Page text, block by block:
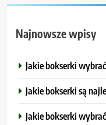
Najnowsze wpisy
Jakie bokserki
Jakie bokserki są
Jakie bokserki